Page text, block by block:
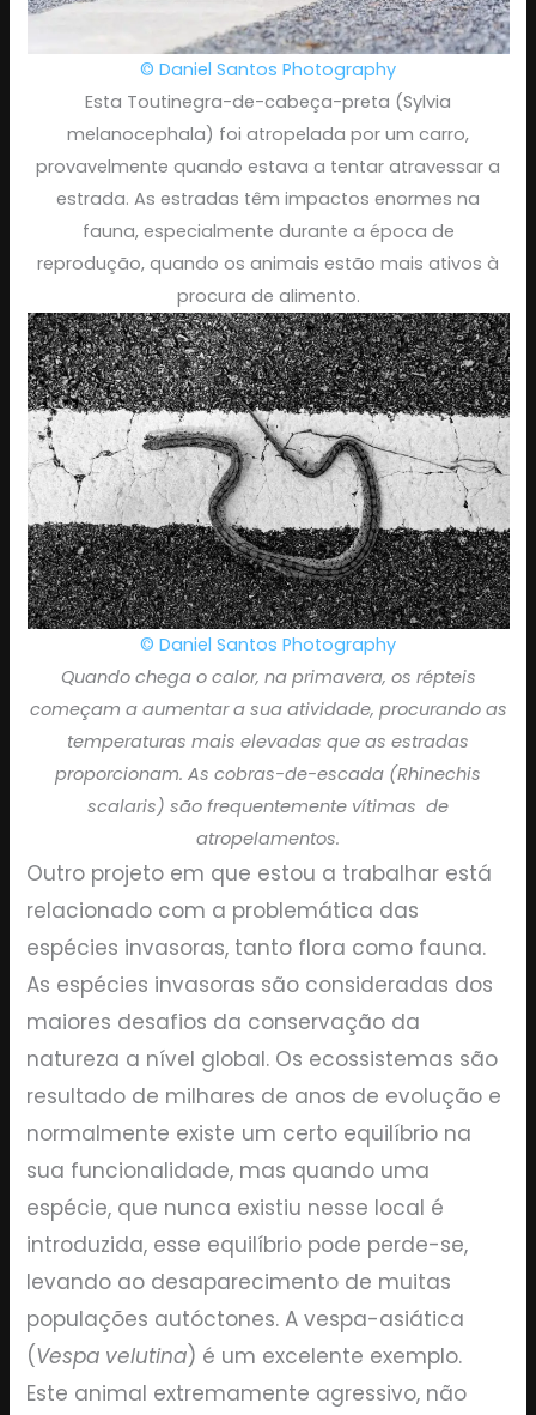
© Daniel Santos Photography
Esta Toutinegra-de-cabeça-preta (Sylvia
melanocephala) foi atropelada por um carro,
provavelmente quando estava a tentar atravessar a
estrada. As estradas têm impactos enormes na
fauna, especialmente durante a época de
reprodução, quando os animais estão mais ativos à
procura de alimento.
© Daniel Santos Photography
Quando chega o calor, na primavera, os répteis
começam a aumentar a sua atividade, procurando as
temperaturas mais elevadas que as estradas
proporcionam. As cobras-de-escada (Rhinechis
scalaris) são frequentemente vítimas de
atropelamentos.
Outro projeto em que estou a trabalhar está
relacionado com a problemática das
espécies invasoras, tanto flora como fauna.
As espécies invasoras são consideradas dos
maiores desafios da conservação da
natureza a nível global. Os ecossistemas são
resultado de milhares de anos de evolução e
normalmente existe um certo equilíbrio na
sua funcionalidade, mas quando uma
espécie, que nunca existiu nesse local é
introduzida, esse equilíbrio pode perde-se,
levando ao desaparecimento de muitas
populações autóctones. A vespa-asiática
(Vespa velutina) é um excelente exemplo.
Este animal extremamente agressivo, não